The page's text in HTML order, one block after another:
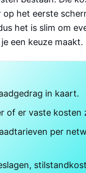
het eerste
het is slim om
een keuze maakt.
in kaart.
of er vaste kosten
per